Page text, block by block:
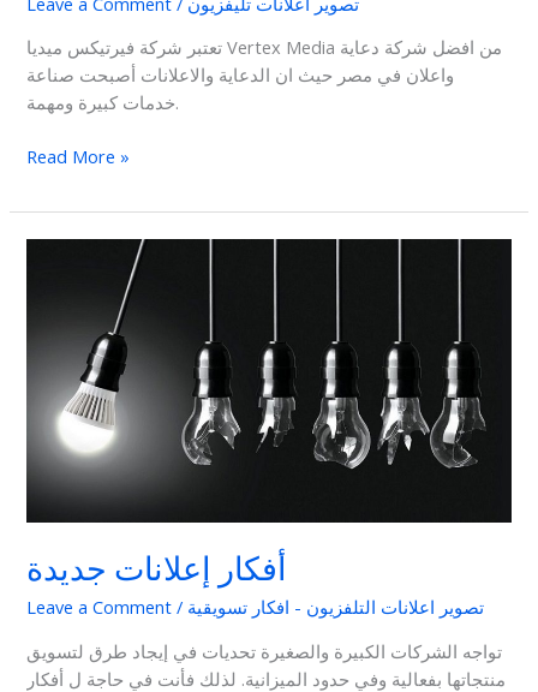
تعتبر شركة فيرتيكس ميديا Vertex Media من افضل شركة دعاية
واعلان في مصر حيث ان الدعاية والاعلانات أصبحت صناعة
خدمات كبيرة ومهمة.
Read More »
أفكار إعلانات جديدة
Leave a Comment / تصوير اعلانات التلفزيون - افكار تسويقية
تواجه الشركات الكبيرة والصغيرة تحديات في إيجاد طرق لتسويق
منتجاتها بفعالية وفي حدود الميزانية. لذلك فأنت في حاجة ل أفكار